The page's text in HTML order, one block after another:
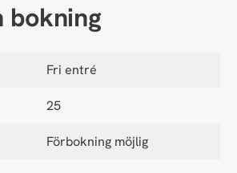
bokning
Fri entré
25
Förbokning möjlig